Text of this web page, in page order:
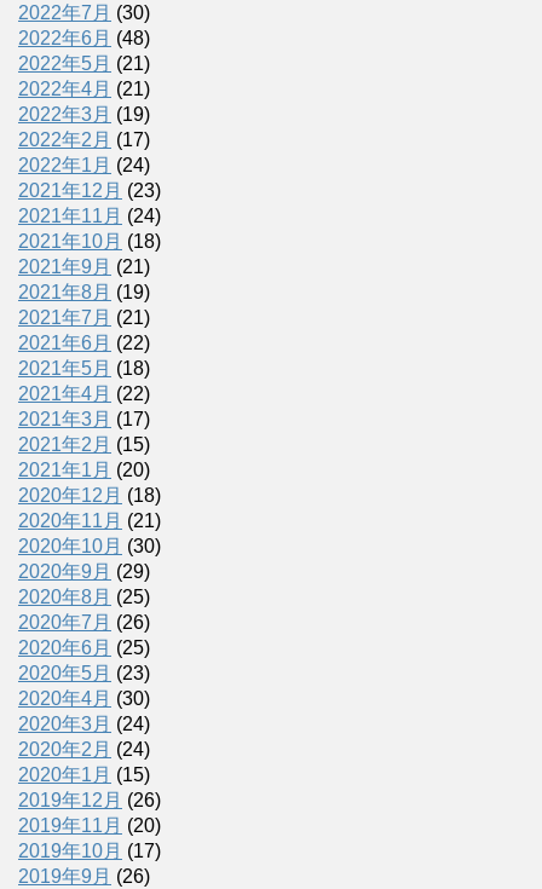
2022年7月 (30)
2022年6月 (48)
2022年5月 (21)
2022年4月 (21)
2022年3月 (19)
2022年2月 (17)
2022年1月 (24)
2021年12月 (23)
2021年11月 (24)
2021年10月 (18)
2021年9月 (21)
2021年8月 (19)
2021年7月 (21)
2021年6月 (22)
2021年5月 (18)
2021年4月 (22)
2021年3月 (17)
2021年2月 (15)
2021年1月 (20)
2020年12月 (18)
2020年11月 (21)
2020年10月 (30)
2020年9月 (29)
2020年8月 (25)
2020年7月 (26)
2020年6月 (25)
2020年5月 (23)
2020年4月 (30)
2020年3月 (24)
2020年2月 (24)
2020年1月 (15)
2019年12月 (26)
2019年11月 (20)
2019年10月 (17)
2019年9月 (26)